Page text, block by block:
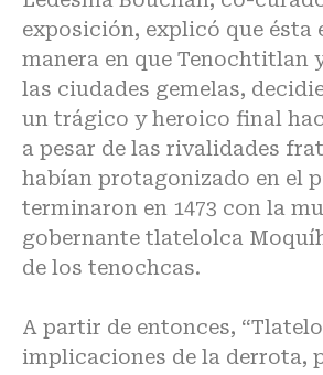
exposición, explicó que ésta
manera en que Tenochtitlan
las ciudades gemelas,
un trágico y heroico final
a pesar de las rivalidades
habían protagonizado en el
terminaron en 1473 con la
gobernante tlatelolca
de los tenochcas.
A partir de entonces,
implicaciones de la derrota,